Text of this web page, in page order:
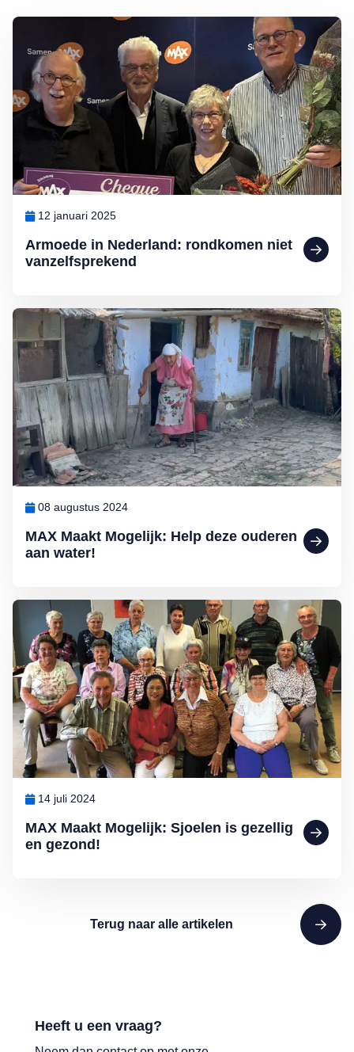
Armoede in Nederland: rondkomen niet
vanzelfsprekend
12 januari 2025
Lees meer over Armoede in Nederland: rondkomen niet
MAX Maakt Mogelijk: Help deze ouderen
aan water!
08 augustus 2024
Lees meer over MAX Maakt Mogelijk: Help deze ouderen aan
MAX Maakt Mogelijk: Sjoelen is gezellig
en gezond!
14 juli 2024
Lees meer over MAX Maakt Mogelijk: Sjoelen is gezellig en
Terug naar alle artikelen
Heeft u een vraag?